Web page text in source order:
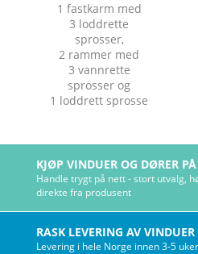
1 fastkarm med
3 loddrette
sprosser,
2 rammer med
3 vannrette
sprosser og
1 loddrett sprosse
KJØP VINDUER OG DØRER
Handle trygt på nett - stort utvalg,
direkte fra produsent
RASK LEVERING AV
Levering i hele Norge innen 3-5 uker